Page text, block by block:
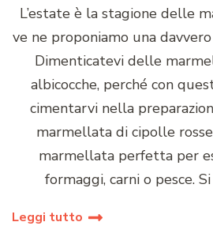
L’estate è la stagione delle
ve ne proponiamo una
Dimenticatevi delle
albicocche, perché con
cimentarvi nella
marmellata di cipolle
marmellata perfetta per
formaggi, carni o pesce.
Leggi tutto